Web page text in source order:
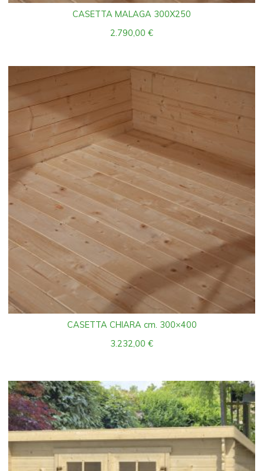
CASETTA MALAGA 300X250
2.790,00€
CASETTA CHIARA cm. 300×400
3.232,00€